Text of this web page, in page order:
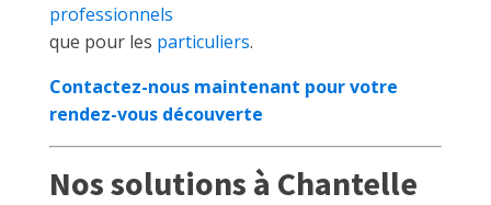
professionnels
que pour les particuliers.
Contactez-nous maintenant pour votre
rendez-vous découverte
Nos solutions à Chantelle